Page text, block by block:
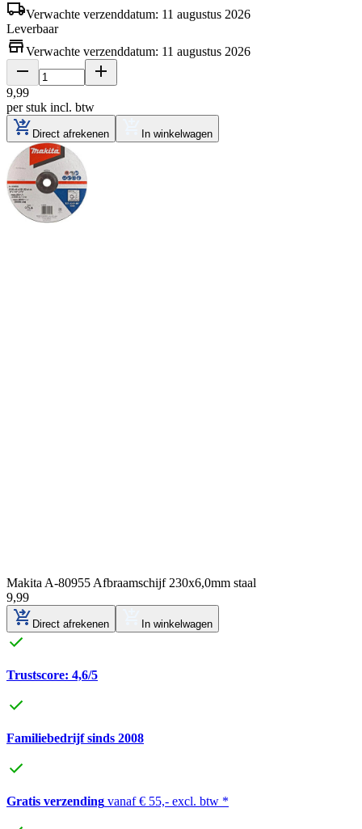
Verwachte verzenddatum: 11 augustus 2026
Leverbaar
Verwachte verzenddatum: 11 augustus 2026
9,99
per stuk incl. btw
Direct afrekenen In winkelwagen
Makita A-80955 Afbraamschijf 230x6,0mm staal
9,99
Direct afrekenen In winkelwagen
Trustscore: 4,6/5
Familiebedrijf sinds 2008
Gratis verzending vanaf € 55,- excl. btw *